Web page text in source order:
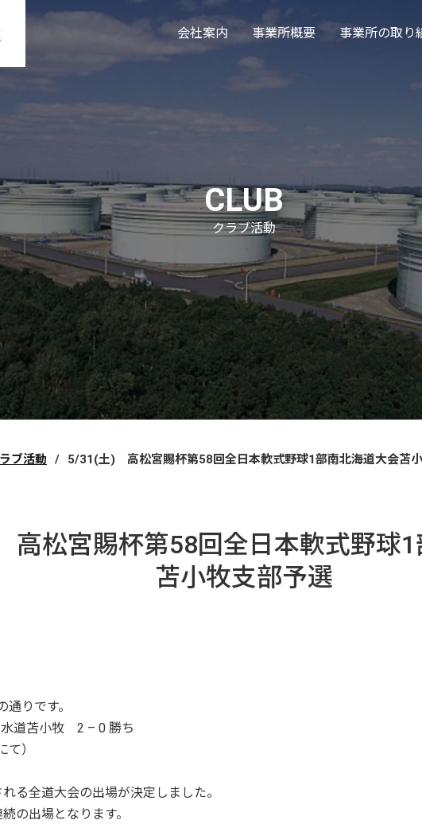
会社案内 事業所概要 事業所の取り
CLUB
クラブ活動
ブ活動 5/31(土) 高松宮賜杯第58回全日本軟式野球1部南北海道大会苫
松宮賜杯第58回全日本軟式野球1
苫小牧支部予選
りです。
道苫小牧 2 – 0 勝ち
て）
る全道大会の出場が決定しました。
の出場となります。